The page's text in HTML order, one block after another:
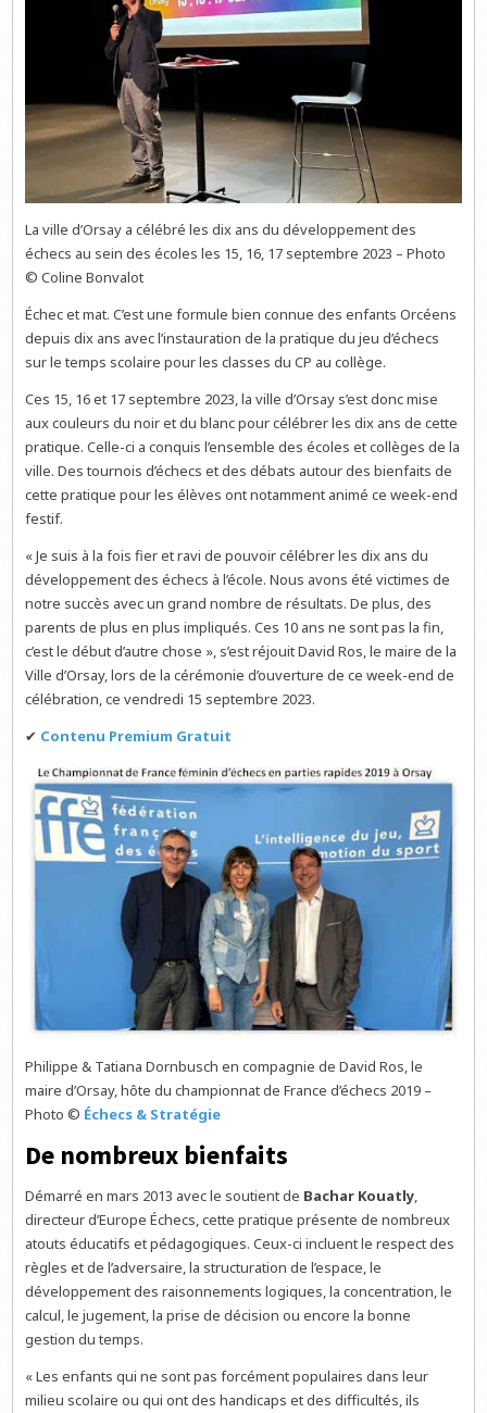
La ville d’Orsay a célébré les dix ans du développement des
échecs au sein des écoles les 15, 16, 17 septembre 2023 – Photo
© Coline Bonvalot
Échec et mat. C’est une formule bien connue des enfants Orcéens
depuis dix ans avec l’instauration de la pratique du jeu d’échecs
sur le temps scolaire pour les classes du CP au collège.
Ces 15, 16 et 17 septembre 2023, la ville d’Orsay s’est donc mise
aux couleurs du noir et du blanc pour célébrer les dix ans de cette
pratique. Celle-ci a conquis l’ensemble des écoles et collèges de la
ville. Des tournois d’échecs et des débats autour des bienfaits de
cette pratique pour les élèves ont notamment animé ce week-end
festif.
« Je suis à la fois fier et ravi de pouvoir célébrer les dix ans du
développement des échecs à l’école. Nous avons été victimes de
notre succès avec un grand nombre de résultats. De plus, des
parents de plus en plus impliqués. Ces 10 ans ne sont pas la fin,
c’est le début d’autre chose », s’est réjouit David Ros, le maire de la
Ville d’Orsay, lors de la cérémonie d’ouverture de ce week-end de
célébration, ce vendredi 15 septembre 2023.
✔ Contenu Premium Gratuit
Philippe & Tatiana Dornbusch en compagnie de David Ros, le
maire d’Orsay, hôte du championnat de France d’échecs 2019 –
Photo © Échecs & Stratégie
De nombreux bienfaits
Démarré en mars 2013 avec le soutient de Bachar Kouatly,
directeur d’Europe Échecs, cette pratique présente de nombreux
atouts éducatifs et pédagogiques. Ceux-ci incluent le respect des
règles et de l’adversaire, la structuration de l’espace, le
développement des raisonnements logiques, la concentration, le
calcul, le jugement, la prise de décision ou encore la bonne
gestion du temps.
« Les enfants qui ne sont pas forcément populaires dans leur
milieu scolaire ou qui ont des handicaps et des difficultés, ils